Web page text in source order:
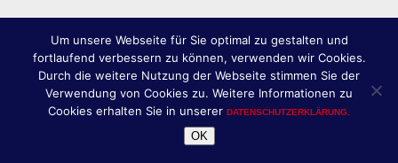
Um unsere Webseite für Sie optimal zu gestalten und
fortlaufend verbessern zu können, verwenden wir Cookies.
Durch die weitere Nutzung der Webseite stimmen Sie der
Verwendung von Cookies zu. Weitere Informationen zu
Cookies erhalten Sie in unserer DATENSCHUTZERKLÄRUNG.
OK